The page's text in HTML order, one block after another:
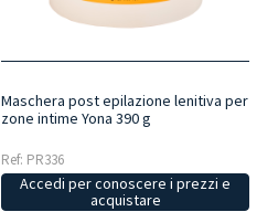
Maschera post epilazione lenitiva per
zone intime Yona 390 g
Ref: PR336
Accedi per conoscere i prezzi e
acquistare